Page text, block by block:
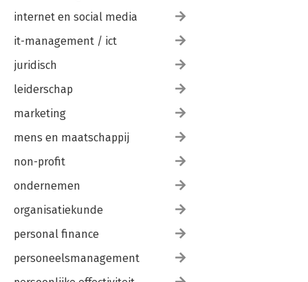
internet en social media
it-management / ict
juridisch
leiderschap
marketing
mens en maatschappij
non-profit
ondernemen
organisatiekunde
personal finance
personeelsmanagement